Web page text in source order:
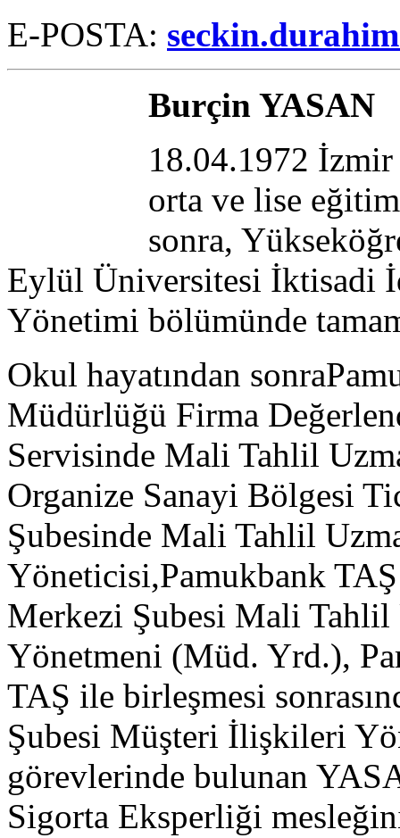
E-POSTA:
Burçin YASAN
18.04.1972
orta ve lise
sonra,
Eylül Üniversitesi İktisadi
Yönetimi bölümünde
Okul hayatından
Müdürlüğü Firma
Servisinde Mali Tahlil
Organize Sanayi Bölgesi
Şubesinde Mali Tahlil
Yöneticisi,Pamukbank
Merkezi Şubesi Mali
Yönetmeni (Müd. Yrd.),
TAŞ ile birleşmesi
Şubesi Müşteri İlişkileri
görevlerinde bulunan
Sigorta Eksperliği